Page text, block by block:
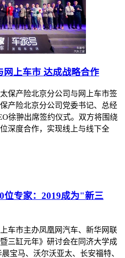
网上车市 达成战略合作
保产险北京分公司与网上车市签
产险北京分公司党委书记、总经
徐翀出席签约仪式。双方将围绕
深度合作，实现线上与线下全
位专家：2019成为"新三
车市主办凤凰网汽车、新华网联
三缸元年》研讨会在同济大学成
宝马、沃尔沃亚太、长安福特、